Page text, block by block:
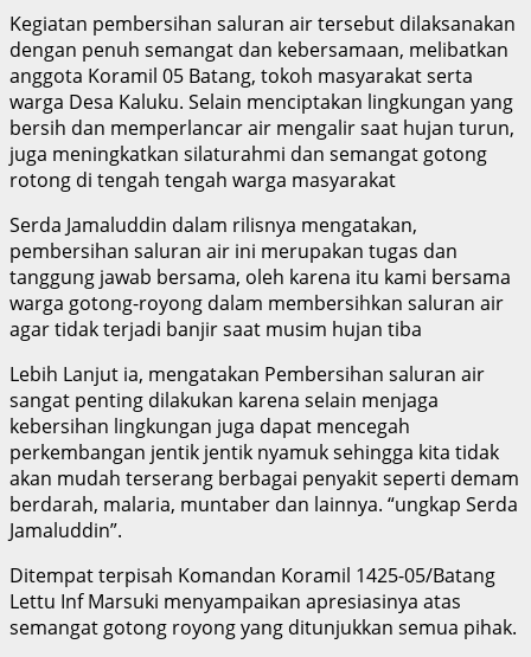
Kegiatan pembersihan saluran air tersebut dilaksanakan
dengan penuh semangat dan kebersamaan, melibatkan
anggota Koramil 05 Batang, tokoh masyarakat serta
warga Desa Kaluku. Selain menciptakan lingkungan yang
bersih dan memperlancar air mengalir saat hujan turun,
juga meningkatkan silaturahmi dan semangat gotong
rotong di tengah tengah warga masyarakat
Serda Jamaluddin dalam rilisnya mengatakan,
pembersihan saluran air ini merupakan tugas dan
tanggung jawab bersama, oleh karena itu kami bersama
warga gotong-royong dalam membersihkan saluran air
agar tidak terjadi banjir saat musim hujan tiba
Lebih Lanjut ia, mengatakan Pembersihan saluran air
sangat penting dilakukan karena selain menjaga
kebersihan lingkungan juga dapat mencegah
perkembangan jentik jentik nyamuk sehingga kita tidak
akan mudah terserang berbagai penyakit seperti demam
berdarah, malaria, muntaber dan lainnya. “ungkap Serda
Jamaluddin”.
Ditempat terpisah Komandan Koramil 1425-05/Batang
Lettu Inf Marsuki menyampaikan apresiasinya atas
semangat gotong royong yang ditunjukkan semua pihak.